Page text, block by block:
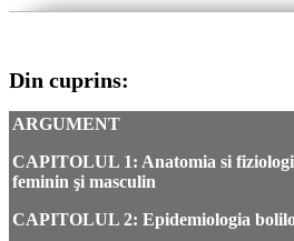
Din cuprins:
ARGUMENT
CAPITOLUL 1: Anatomia si
feminin şi masculin
CAPITOLUL 2: Epidemiologia